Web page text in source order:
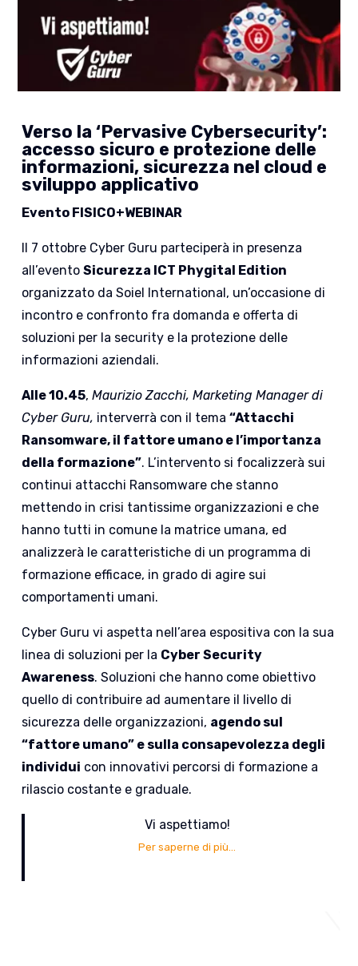
Verso la ‘Pervasive Cybersecurity’:
accesso sicuro e protezione delle
informazioni, sicurezza nel cloud e
sviluppo applicativo
Evento FISICO+WEBINAR
Il 7 ottobre Cyber Guru parteciperà in presenza
all’eventoSicurezza ICT Phygital Edition
organizzato da Soiel International, un’occasione di
incontro e confronto fra domanda e offerta di
soluzioni per la security e la protezione delle
informazioni aziendali.
Alle 10.45,Maurizio Zacchi, Marketing Manager di
Cyber Guru, interverrà con il tema“Attacchi
Ransomware, il fattore umano e l’importanza
della formazione”. L’intervento si focalizzerà sui
continui attacchi Ransomware che stanno
mettendo in crisi tantissime organizzazioni e che
hanno tutti in comune la matrice umana, ed
analizzerà le caratteristiche di un programma di
formazione efficace, in grado di agire sui
comportamenti umani.
Cyber Guru vi aspetta nell’area espositiva con la sua
linea di soluzioni per la Cyber Security
Awareness. Soluzioni che hanno come obiettivo
quello di contribuire ad aumentare il livello di
sicurezza delle organizzazioni, agendo sul
“fattore umano” e sulla consapevolezza degli
individui con innovativi percorsi di formazione a
rilascio costante e graduale.
Vi aspettiamo!
Per saperne di più…